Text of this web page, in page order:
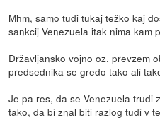
Mhm, samo tudi tukaj težko kaj
sankcij Venezuela itak nima kam
Državljansko vojno oz. prevzem
predsednika se gredo tako ali
Je pa res, da se Venezuela trudi
tako, da bi znal biti razlog tudi v